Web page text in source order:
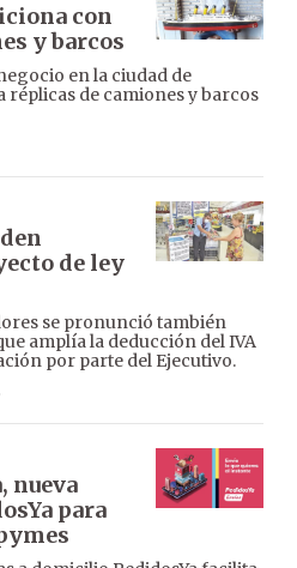
con
y barcos
en la ciudad de
réplicas de camiones y barcos
de ley
se pronunció también
amplía la deducción del IVA
por parte del Ejecutivo.
nueva
para